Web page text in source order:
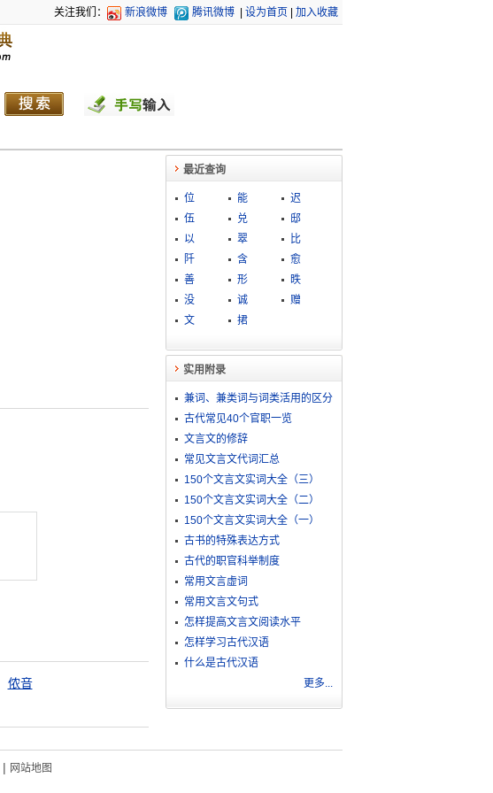
关注我们： 新浪微博 腾讯微博 设为首页 加入收藏
侬音
最近查询
位 能
迟
伍
兑
邸
以
翠
比
阡
含
愈
善
形
昳
没
诚
赠
文
捃
实用附录
兼词、兼类词与词类活用的区分
古代常见40个官职一览
文言文的修辞
常见文言文代词汇总
150个文言文实词大全（三）
150个文言文实词大全（二）
150个文言文实词大全（一）
古书的特殊表达方式
古代的职官科举制度
常用文言虚词
常用文言文句式
怎样提高文言文阅读水平
怎样学习古代汉语
什么是古代汉语
更多...
| 网站地图